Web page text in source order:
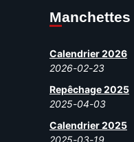
Calendrier 2026
2026-02-23
Repêchage 2025
2025-04-03
Calendrier 2025
2025-03-19